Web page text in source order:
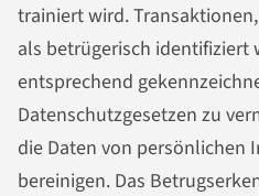
trainiert wird.
als betrügerisch identifiziert
entsprechend
Datenschutzgesetzen zu
die Daten von persönlichen
bereinigen. Das